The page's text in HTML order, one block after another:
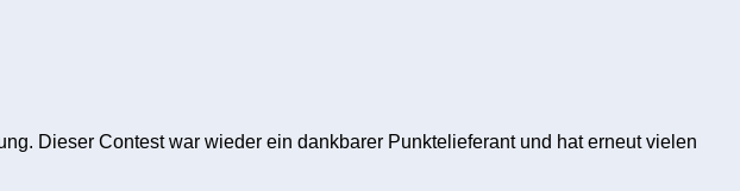
Dieser Contest war wieder ein dankbarer Punktelieferant und hat erneut vielen